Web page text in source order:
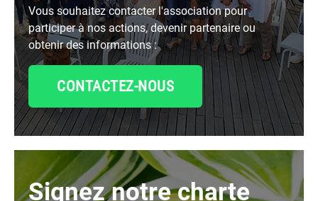
Vous souhaitez contacter l'association pour
participer à nos actions, devenir partenaire ou
obtenir des informations :
CONTACTEZ-NOUS
signez notrecharte